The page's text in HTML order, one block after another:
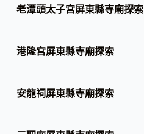
老潭頭太子宮屏東縣寺廟探索
港隆宮屏東縣寺廟探索
安龍祠屏東縣寺廟探索